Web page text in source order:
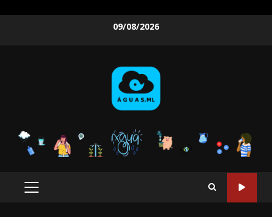
09/08/2026
PRIMARY